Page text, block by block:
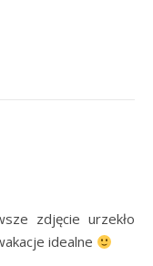
zdjęcie urzekło
idealne